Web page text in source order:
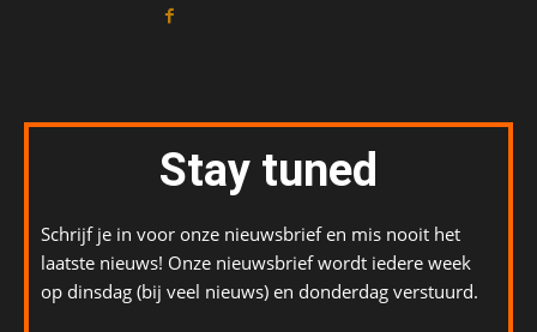
Stay tuned
Schrijf je in voor onze nieuwsbrief en mis nooit het
laatste nieuws! Onze nieuwsbrief wordt iedere week
op dinsdag (bij veel nieuws) en donderdag verstuurd.